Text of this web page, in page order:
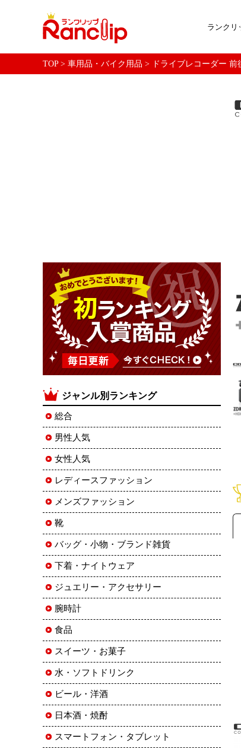
ランクリ
TOP> 車用品・バイク用品 > ドライブレコーダー
ジャンル別ランキング
総合
男性人気
女性人気
レディースファッション
メンズファッション
靴
バッグ・小物・ブランド雑貨
下着・ナイトウェア
ジュエリー・アクセサリー
腕時計
食品
スイーツ・お菓子
水・ソフトドリンク
ビール・洋酒
日本酒・焼酎
スマートフォン・タブレット